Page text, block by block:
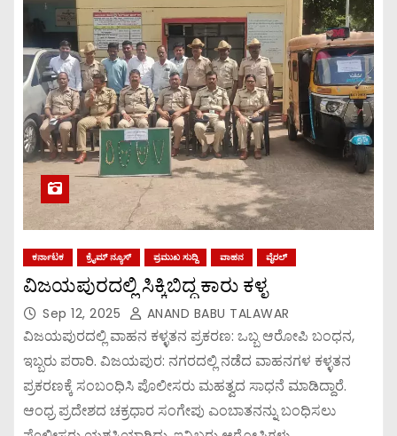
ಕರ್ನಾಟಕ ಕ್ರೈಮ್ ನ್ಯೂಸ್ ಪ್ರಮುಖ ಸುದ್ದಿ ವಾಹನ ವೈರಲ್
ವಿಜಯಪುರದಲ್ಲಿ ಸಿಕ್ಕಿಬಿದ್ದ ಕಾರು ಕಳ್ಳ
Sep 12, 2025 ANAND BABU TALAWAR
ವಿಜಯಪುರದಲ್ಲಿ ವಾಹನ ಕಳ್ಳತನ ಪ್ರಕರಣ: ಒಬ್ಬ ಆರೋಪಿ ಬಂಧನ,
ಇಬ್ಬರು ಪರಾರಿ. ವಿಜಯಪುರ: ನಗರದಲ್ಲಿ ನಡೆದ ವಾಹನಗಳ ಕಳ್ಳತನ
ಪ್ರಕರಣಕ್ಕೆ ಸಂಬಂಧಿಸಿ ಪೊಲೀಸರು ಮಹತ್ವದ ಸಾಧನೆ ಮಾಡಿದ್ದಾರೆ.
ಆಂಧ್ರ ಪ್ರದೇಶದ ಚಕ್ರಧಾರ ಸಂಗೇಪು ಎಂಬಾತನನ್ನು ಬಂಧಿಸಲು